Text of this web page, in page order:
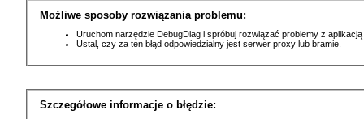
Możliwe sposoby rozwiązania problemu:
Uruchom narzędzie DebugDiag i spróbuj rozwiązać problemy z
Ustal, czy za ten błąd odpowiedzialny jest serwer proxy lub bramie.
Szczegółowe informacje o błędzie: